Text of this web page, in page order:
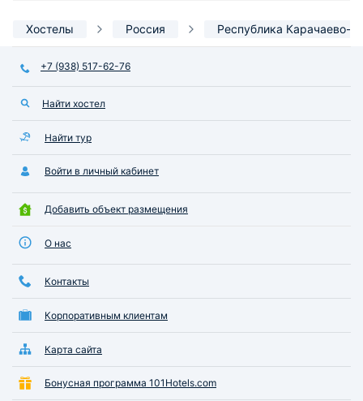
Хостелы Россия Республика Карачаево-
+7 (938) 517-62-76
Найти хостел
Найти тур
Войти в личный кабинет
Добавить объект размещения
О нас
Контакты
Корпоративным клиентам
Карта сайта
Бонусная программа 101Hotels.com